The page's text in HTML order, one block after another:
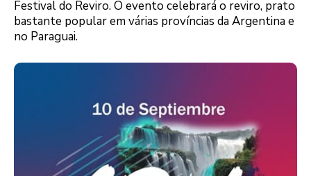
Festival do Reviro. O evento celebrará o reviro, prato
bastante popular em várias províncias da Argentina e
no Paraguai.